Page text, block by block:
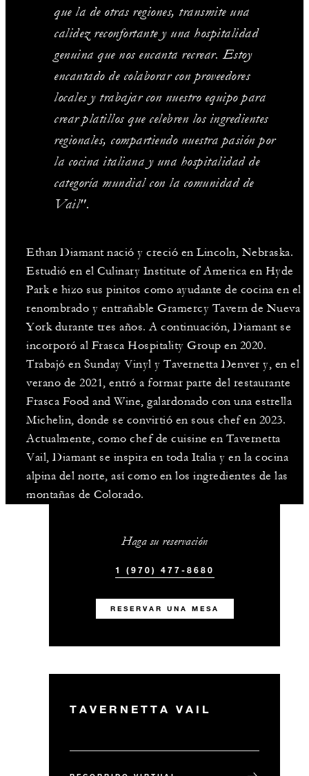
Ethan Diamant nació y creció en Lincoln, Nebraska.
Estudió en el Culinary Institute of America en Hyde
Park e hizo sus pinitos como ayudante de cocina en el
renombrado y entrañable Gramercy Tavern de Nueva
York durante tres años. A continuación, Diamant se
incorporó al Frasca Hospitality Group en 2020.
Trabajó en Sunday Vinyl y Tavernetta Denver y, en el
verano de 2021, entró a formar parte del restaurante
Frasca Food and Wine, galardonado con una estrella
Michelin, donde se convirtió en sous chef en 2023.
Actualmente, como chef de cuisine en Tavernetta
Vail, Diamant se inspira en toda Italia y en la cocina
alpina del norte, así como en los ingredientes de las
montañas de Colorado.
que la de otras regiones, transmite una
calidez reconfortante y una hospitalidad
genuina que nos encanta recrear. Estoy
encantado de colaborar con proveedores
locales y trabajar con nuestro equipo para
crear platillos que celebren los ingredientes
regionales, compartiendo nuestra pasión por
la cocina italiana y una hospitalidad de
categoría mundial con la comunidad de
Vail".
Haga su reservación
1 (970) 477-8680
RESERVAR UNA MESA
TAVERNETTA VAIL